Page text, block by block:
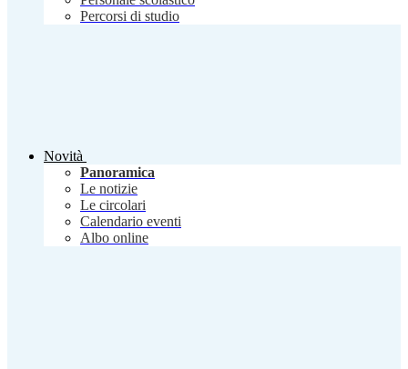
Percorsi di studio
Novità
Panoramica
Le notizie
Le circolari
Calendario eventi
Albo online